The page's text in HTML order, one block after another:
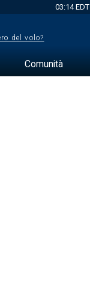
03:14 EDT
del volo?
Comunità